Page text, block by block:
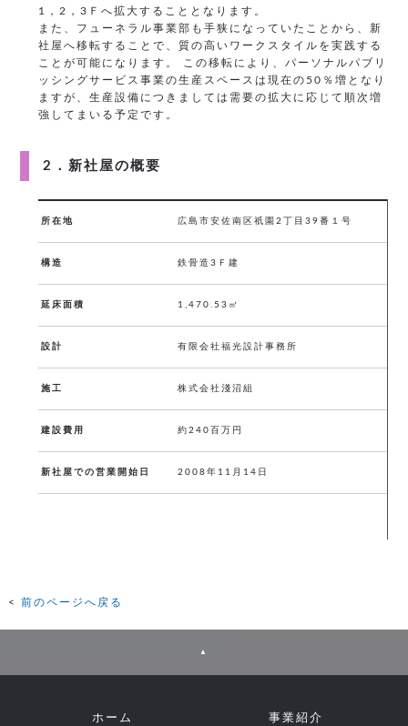
1，2，3Ｆへ拡大することとなります。
また、フューネラル事業部も手狭になっていたことから、新
社屋へ移転することで、質の高いワークスタイルを実践する
ことが可能になります。 この移転により、パーソナルパブリ
ッシングサービス事業の生産スペースは現在の50％増となり
ますが、生産設備につきましては需要の拡大に応じて順次増
強してまいる予定です。
2．新社屋の概要
所在地 広島市安佐南区祇園2丁目39番１号
構造 鉄骨造3Ｆ建
延床面積 1,470.53㎡
設計 有限会社福光設計事務所
施工 株式会社淺沼組
建設費用 約240百万円
新社屋での営業開始日 2008年11月14日
前のページへ戻る
▲
ホーム 事業紹介